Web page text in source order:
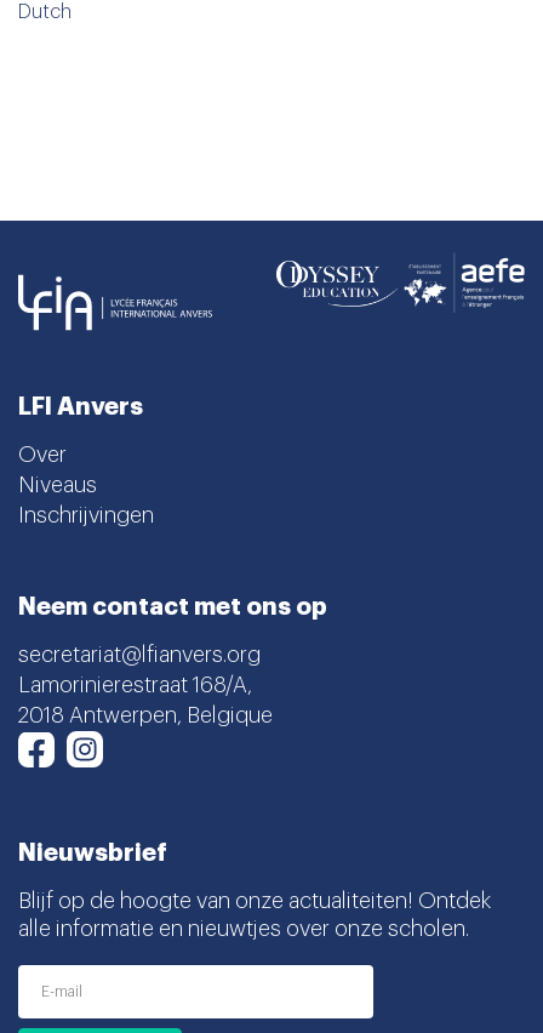
Dutch
LFI Anvers
Over
Niveaus
Inschrijvingen
Neem contact met ons op
secretariat@lfianvers.org
Lamorinierestraat 168/A,
2018 Antwerpen, Belgique
Facebook
Instagram
Nieuwsbrief
Blijf op de hoogte van onze actualiteiten! Ontdek
alle informatie en nieuwtjes over onze scholen.